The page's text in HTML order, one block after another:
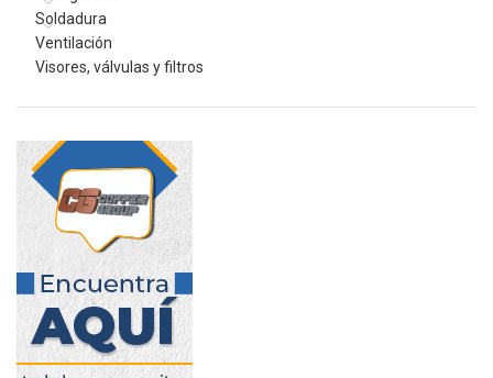
Soldadura
Ventilación
Visores, válvulas y filtros